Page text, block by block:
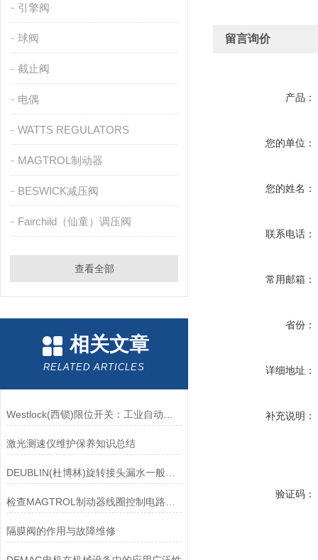
引擎阀
球阀
截止阀
电偶
WATTS REGULATORS
MAGTROL制动器
BESWICK减压阀
Fairchild（仙童）调压阀
查看全部
相关文章
RELATED ARTICLES
激光测速仪维护保养知识总结
DEUBLIN(杜博林)旋转接头漏水一般应从以下几个方面来找原因
隔膜阀的作用与故障维修
留言询价
产品：
您的单位：
您的姓名：
联系电话：
常用邮箱：
省份：
详细地址：
补充说明：
验证码：